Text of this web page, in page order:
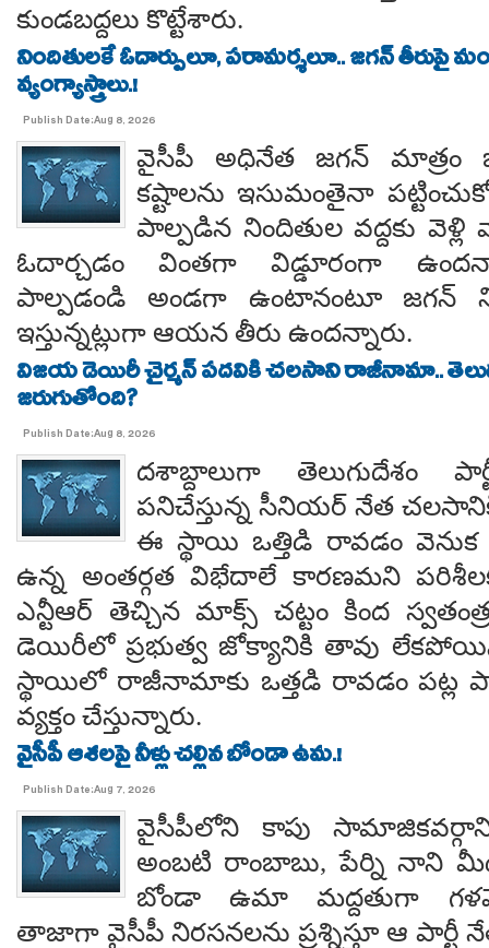
కుండబద్దలు కొట్టేశారు.
నిందితులకే ఓదార్పులూ, పరామర్శలూ.. జగన్ తీరుపై
వ్యంగ్యాస్త్రాలు.!
Publish Date:Aug 8, 2026
వైసీపీ అధినేత జగన్ మాత్రం
కష్టాలను ఇసుమంతైనా
పాల్పడిన నిందితుల వద్దకు
ఓదార్చడం వింతగా విడ్డూరంగా
పాల్పడండి అండగా ఉంటానంటూ జగన్
ఇస్తున్నట్లుగా ఆయన తీరు ఉందన్నారు.
విజయ డెయిరీ చైర్మన్ పదవికి చలసాని రాజీనామా..
జరుగుతోంది?
Publish Date:Aug 8, 2026
దశాబ్దాలుగా తెలుగుదేశం
పనిచేస్తున్న సీనియర్ నేత
ఈ స్థాయి ఒత్తిడి రావడం వెనుక
ఉన్న అంతర్గత విభేదాలే కారణమని
ఎన్టీఆర్ తెచ్చిన మాక్స్ చట్టం కింద
డెయిరీలో ప్రభుత్వ జోక్యానికి తావు
స్థాయిలో రాజీనామాకు ఒత్తడి రావడం పట్ల
వ్యక్తం చేస్తున్నారు.
వైసీపీ ఆశలపై నీళ్లు చల్లిన బోండా ఉమ.!
Publish Date:Aug 7, 2026
వైసీపీలోని కాపు
అంబటి రాంబాబు, పేర్ని నాని
బోండా ఉమా మద్దతుగా
తాజాగా వైసీపీ నిరసనలను ప్రశ్నిస్తూ ఆ